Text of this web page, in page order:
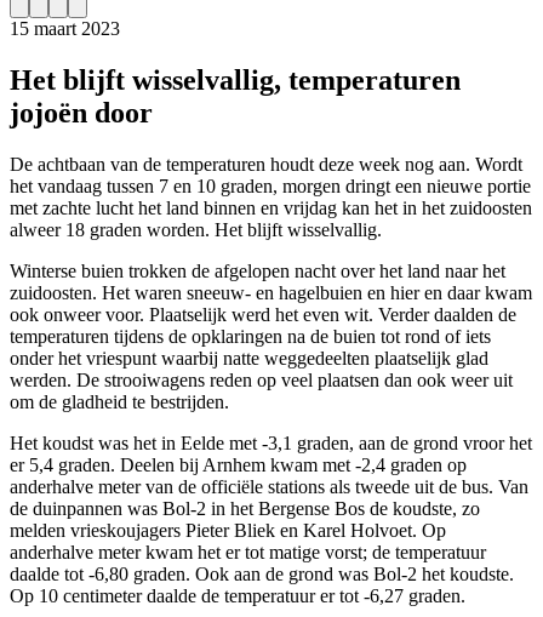
15 maart 2023
Het blijft wisselvallig, temperaturen
jojoën door
De achtbaan van de temperaturen houdt deze week nog aan. Wordt
het vandaag tussen 7 en 10 graden, morgen dringt een nieuwe portie
met zachte lucht het land binnen en vrijdag kan het in het zuidoosten
alweer 18 graden worden. Het blijft wisselvallig.
Winterse buien trokken de afgelopen nacht over het land naar het
zuidoosten. Het waren sneeuw- en hagelbuien en hier en daar kwam
ook onweer voor. Plaatselijk werd het even wit. Verder daalden de
temperaturen tijdens de opklaringen na de buien tot rond of iets
onder het vriespunt waarbij natte weggedeelten plaatselijk glad
werden. De strooiwagens reden op veel plaatsen dan ook weer uit
om de gladheid te bestrijden.
Het koudst was het in Eelde met -3,1 graden, aan de grond vroor het
er 5,4 graden. Deelen bij Arnhem kwam met -2,4 graden op
anderhalve meter van de officiële stations als tweede uit de bus. Van
de duinpannen was Bol-2 in het Bergense Bos de koudste, zo
melden vrieskoujagers Pieter Bliek en Karel Holvoet. Op
anderhalve meter kwam het er tot matige vorst; de temperatuur
daalde tot -6,80 graden. Ook aan de grond was Bol-2 het koudste.
Op 10 centimeter daalde de temperatuur er tot -6,27 graden.